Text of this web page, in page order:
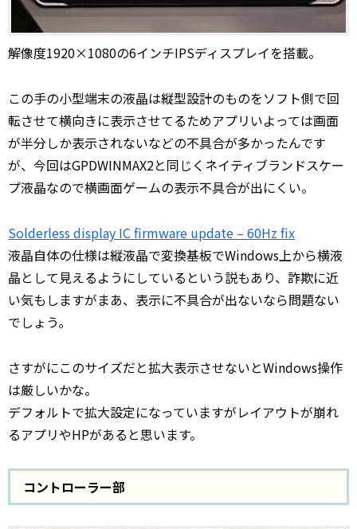
解像度1920×1080の6インチIPSディスプレイを搭載。
この手の小型端末の液晶は縦型設計のものをソフト側で回
転させて横向きに表示させてるためアプリいよっては画面
が半分しか表示されないなどの不具合が多かったんです
が、今回はGPDWINMAX2と同じくネイティブランドスケー
プ液晶なので横画面ゲームの表示不具合が出にくい。
Solderless display IC firmware update – 60Hz fix
液晶自体の仕様は縦液晶で変換基板でWindows上から横液
晶として見えるようにしているという説もあり、詐欺に近
い気もしますがまあ、表示に不具合が出ないなら問題ない
でしょう。
さすがにこのサイズだと拡大表示させないとWindows操作
は厳しいかな。
デフォルトで拡大設定になっていますがレイアウトが崩れ
るアプリやHPがあると思います。
コントローラー部